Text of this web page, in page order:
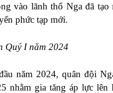
vào lãnh thổ Nga đã
phức tạp mới.
Quý I năm 2024
năm 2024, quân đội
nhằm gia tăng áp lực